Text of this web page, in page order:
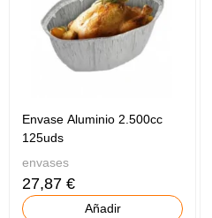
Envase Aluminio 2.500cc
125uds
envases
27,87 €
Añadir